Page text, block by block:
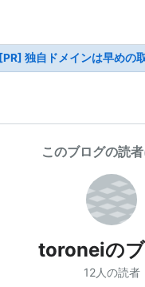
[PR] 独自ドメインは早めの
このブログの読
toroneiの
12人の読者